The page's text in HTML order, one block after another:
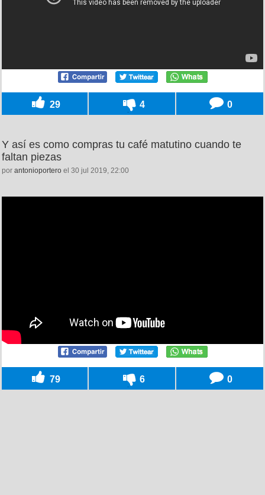
29 4 0
Y así es como compras tu café matutino cuando te
faltan piezas
por antonioportero el 30 jul 2019, 22:00
79 6 0